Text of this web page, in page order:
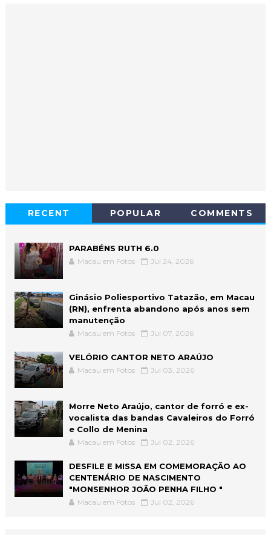
RECENT POPULAR COMMENTS
PARABÉNS RUTH 6.0
Macau em Fotos Jul 24, 2026
Ginásio Poliesportivo Tatazão, em Macau
(RN), enfrenta abandono após anos sem
manutenção
Macau em Fotos Jul 07, 2026
VELÓRIO CANTOR NETO ARAÚJO
Macau em Fotos Jul 03, 2026
Morre Neto Araújo, cantor de forró e ex-
vocalista das bandas Cavaleiros do Forró
e Collo de Menina
Macau em Fotos Jul 02, 2026
DESFILE E MISSA EM COMEMORAÇÃO AO
CENTENÁRIO DE NASCIMENTO
"MONSENHOR JOÃO PENHA FILHO "
Macau em Fotos Jul 02, 2026